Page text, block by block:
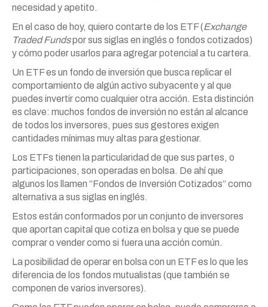
necesidad y apetito.
En el caso de hoy, quiero contarte de los ETF (Exchange
Traded Fundspor sus siglas en inglés o fondos cotizados)
y cómo poder usarlos para agregar potencial a tu cartera.
Un ETF es un fondo de inversión que busca replicar el
comportamiento de algún activo subyacente y al que
puedes invertir como cualquier otra acción. Esta distinción
es clave: muchos fondos de inversión no están al alcance
de todos los inversores, pues sus gestores exigen
cantidades mínimas muy altas para gestionar.
Los ETFs tienen la particularidad de que sus partes, o
participaciones, son operadas en bolsa. De ahí que
algunos los llamen “Fondos de Inversión Cotizados” como
alternativa a sus siglas en inglés.
Estos están conformados por un conjunto de inversores
que aportan capital que cotiza en bolsa y que se puede
comprar o vender como si fuera una acción común.
La posibilidad de operar en bolsa con un ETF es lo que les
diferencia de los fondos mutualistas (que también se
componen de varios inversores).